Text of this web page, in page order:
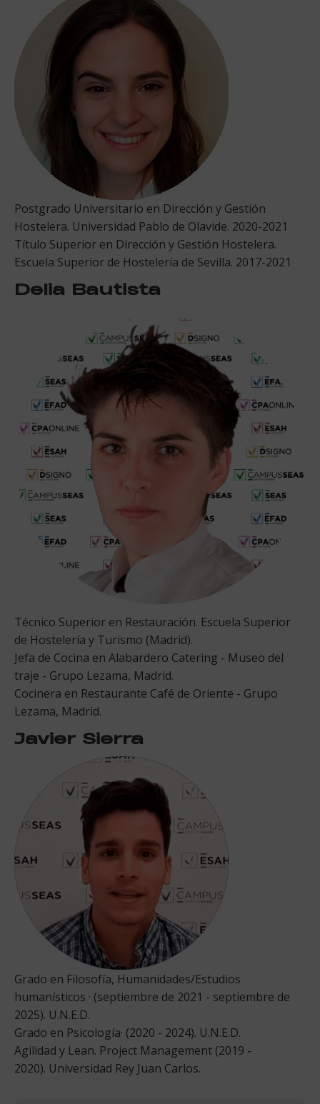
Postgrado Universitario en Dirección y Gestión
Hostelera. Universidad Pablo de Olavide. 2020-2021
Título Superior en Dirección y Gestión Hostelera.
Escuela Superior de Hostelería de Sevilla. 2017-2021
Delia Bautista
Técnico Superior en Restauración. Escuela Superior
de Hostelería y Turismo (Madrid).
Jefa de Cocina en Alabardero Catering - Museo del
traje - Grupo Lezama, Madrid.
Cocinera en Restaurante Café de Oriente - Grupo
Lezama, Madrid.
Javier Sierra
Grado en Filosofía, Humanidades/Estudios
humanísticos · (septiembre de 2021 - septiembre de
2025). U.N.E.D.
Grado en Psicología· (2020 - 2024). U.N.E.D.
Agilidad y Lean. Project Management (2019 -
2020). Universidad Rey Juan Carlos.